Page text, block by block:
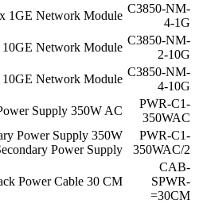
C3850-NM-
4-1G
1GE Network Module
C3850-NM-
2-10G
10GE Network Module
C3850-NM-
4-10G
10GE Network Module
PWR-C1-
350WAC
Supply 350W AC
PWR-C1-
350WAC/2
Power Supply 350W
Power Supply
CAB-
SPWR-
30CM=
Power Cable 30 CM